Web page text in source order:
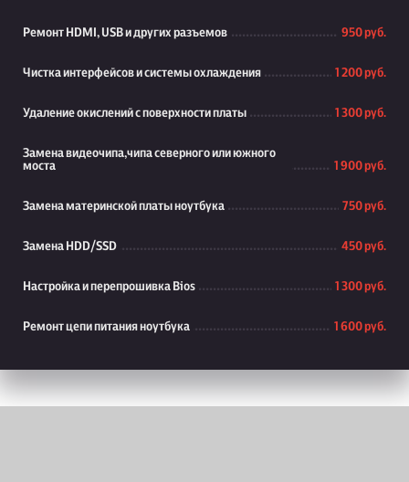
Ремонт HDMI, USB и других разъемов 950 руб.
Чистка интерфейсов и системы охлаждения 1 200 руб.
Удаление окислений с поверхности платы 1 300 руб.
Замена видеочипа,чипа северного или южного
моста
1 900 руб.
Замена материнской платы ноутбука 750 руб.
Замена HDD/SSD 450 руб.
Настройка и перепрошивка Bios 1 300 руб.
Ремонт цепи питания ноутбука 1 600 руб.